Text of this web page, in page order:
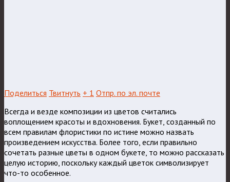
Поделиться Твитнуть + 1 Отпр. по эл. почте
Всегда и везде композиции из цветов считались
воплощением красоты и вдохновения. Букет, созданный по
всем правилам флористики по истине можно назвать
произведением искусства. Более того, если правильно
сочетать разные цветы в одном букете, то можно рассказать
целую историю, поскольку каждый цветок символизирует
что-то особенное.